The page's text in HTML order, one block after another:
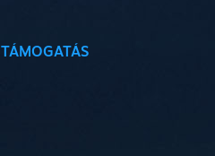
TÁMOGATÁS